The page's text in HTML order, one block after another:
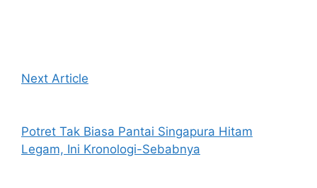
Next Article
Potret Tak Biasa Pantai Singapura Hitam
Legam, Ini Kronologi-Sebabnya